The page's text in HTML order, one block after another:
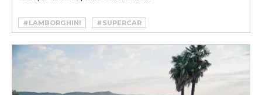
#LAMBORGHINI #SUPERCAR